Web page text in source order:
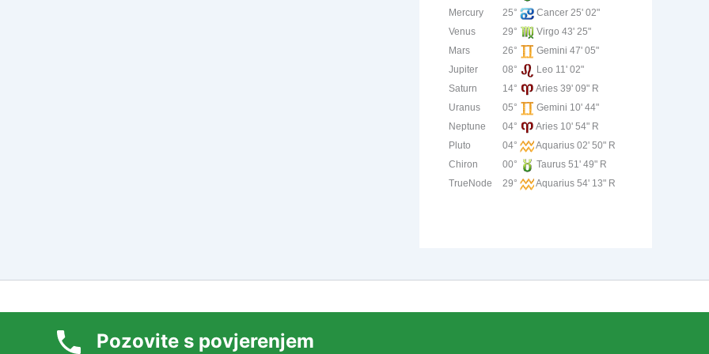
Mercury
25°
Cancer 25' 02"
Venus
29°
Virgo 43' 25"
Mars
26°
Gemini 47' 05"
Jupiter
08°
Leo 11' 02"
Saturn
14°
Aries 39' 09" R
Uranus
05°
Gemini 10' 44"
Neptune
04°
Aries 10' 54" R
Pluto
04°
Aquarius 02' 50" R
Chiron
00°
Taurus 51' 49" R
TrueNode
29° Aquarius 54' 13" R
Pozovite s povjerenjem
best experience on our website. If you continue to use this site we will assume that you are happy with it.